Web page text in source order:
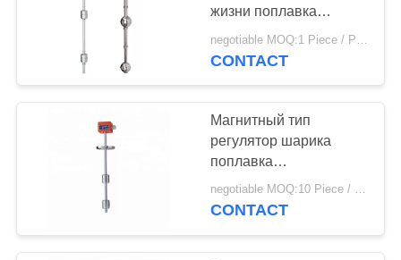
жизни поплавка
переключателя уровня
шарика длинная для
negotiable MOQ:1 Piece / Pieces
CONTACT
Магнитный тип
регулятор шарика
поплавка
переключателя уровня
с ISO9001 одобрил
negotiable MOQ:10 Piece / Pieces
CONTACT